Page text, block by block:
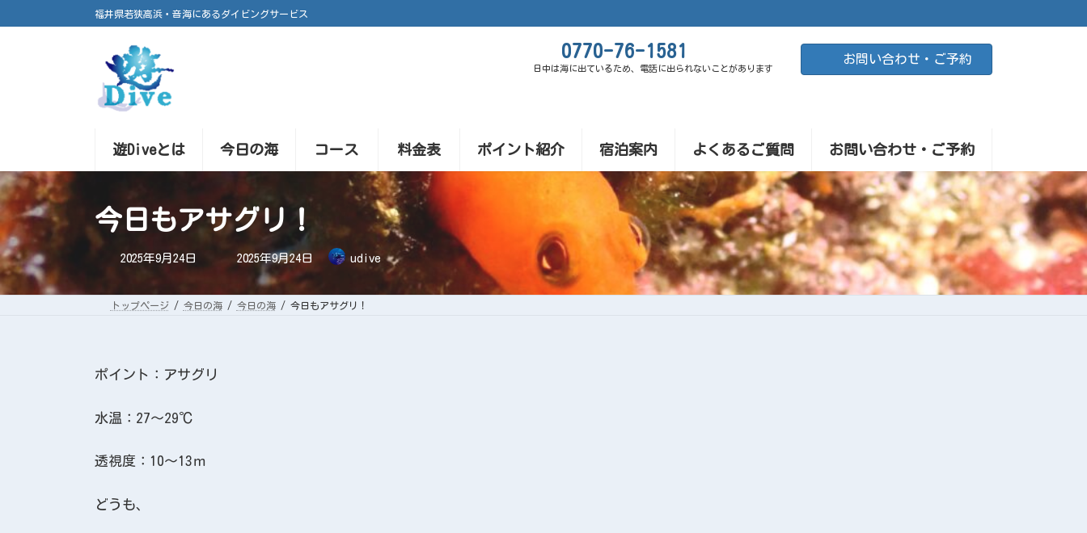
福井県若狭高浜・音海にあるダイビングサービス
0770-76-1581
日中は海に出ているため、電話に出られないことがあります
お問い合わせ・ご予約
遊Diveとは 今日の海 コース 料金表 ポイント紹介 宿泊案内 よくあるご質問 お問い合わせ・ご予約
今日もアサグリ！
2025年9月24日
最
終
日
時
2025年9月24日 udive
トップページ 今日の海 今日の海 今日もアサグリ！
ポイント：アサグリ
水温：27～29℃
透視度：10～13ｍ
どうも、